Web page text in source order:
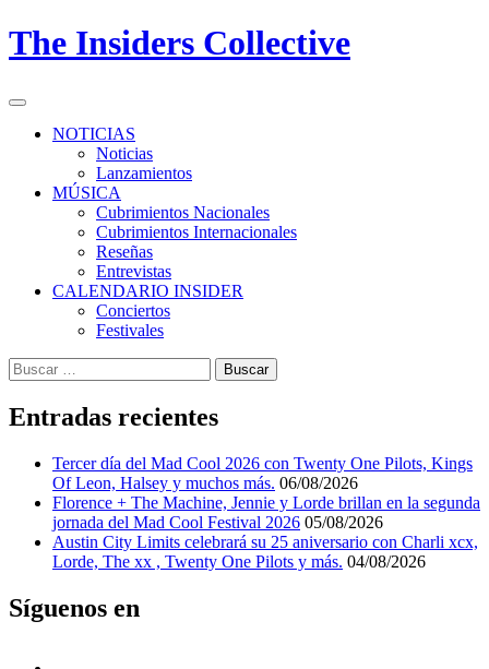
Skip
to
The Insiders Collective
Primary
NOTICIAS
Noticias
Lanzamientos
MÚSICA
Cubrimientos Nacionales
Cubrimientos Internacionales
Reseñas
Entrevistas
CALENDARIO INSIDER
Conciertos
Festivales
Buscar:
Entradas recientes
Tercer día del Mad Cool 2026 con Twenty One Pilots, Kings
Of Leon, Halsey y muchos más. 06/08/2026
Florence + The Machine, Jennie y Lorde brillan en la segunda
jornada del Mad Cool Festival 2026 05/08/2026
Austin City Limits celebrará su 25 aniversario con Charli xcx,
Lorde, The xx , Twenty One Pilots y más. 04/08/2026
Síguenos en